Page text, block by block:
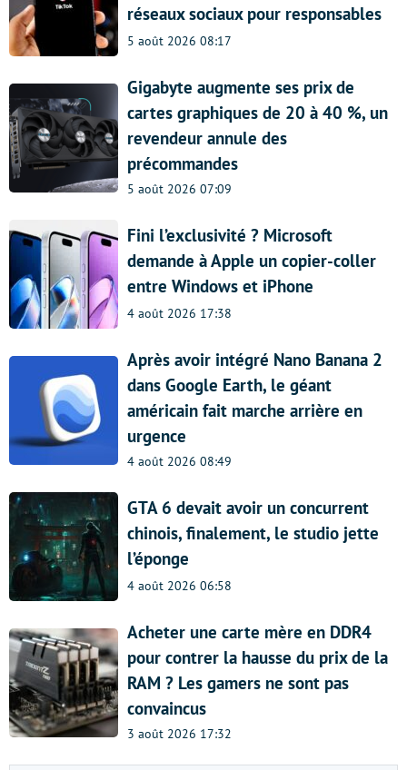
réseaux sociaux pour responsables
5 août 2026 08:17
Gigabyte augmente ses prix de
cartes graphiques de 20 à 40 %, un
revendeur annule des
précommandes
5 août 2026 07:09
Fini l’exclusivité ? Microsoft
demande à Apple un copier-coller
entre Windows et iPhone
4 août 2026 17:38
Après avoir intégré Nano Banana 2
dans Google Earth, le géant
américain fait marche arrière en
urgence
4 août 2026 08:49
GTA 6 devait avoir un concurrent
chinois, finalement, le studio jette
l’éponge
4 août 2026 06:58
Acheter une carte mère en DDR4
pour contrer la hausse du prix de la
RAM ? Les gamers ne sont pas
convaincus
3 août 2026 17:32